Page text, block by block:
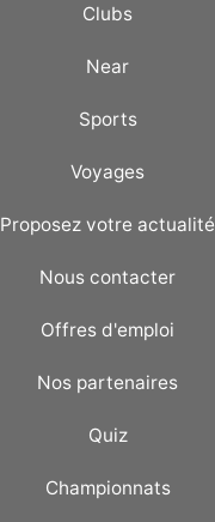
Clubs
Near
Sports
Voyages
Proposez votre actualité
Nous contacter
Offres d'emploi
Nos partenaires
Quiz
Championnats